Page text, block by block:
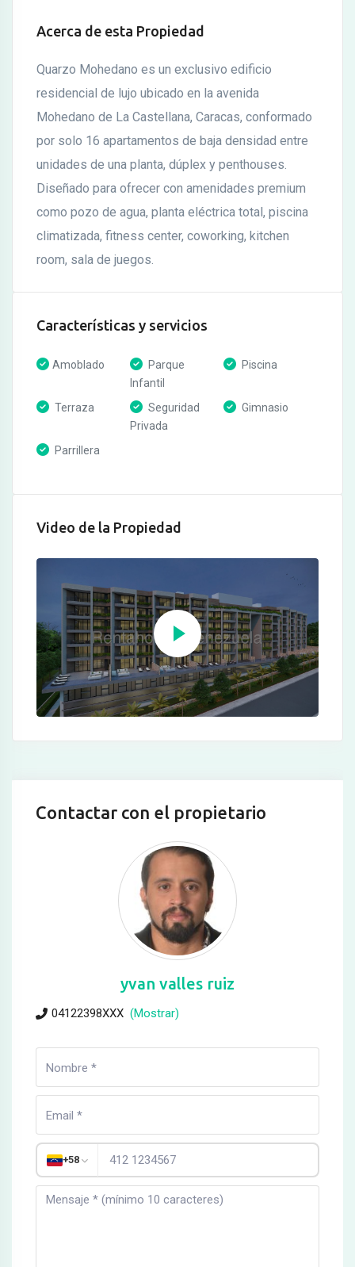
Acerca de esta Propiedad
Quarzo Mohedano es un exclusivo edificio
residencial de lujo ubicado en la avenida
Mohedano de La Castellana, Caracas, conformado
por solo 16 apartamentos de baja densidad entre
unidades de una planta, dúplex y penthouses.
Diseñado para ofrecer con amenidades premium
como pozo de agua, planta eléctrica total, piscina
climatizada, fitness center, coworking, kitchen
room, sala de juegos.
Características y servicios
Amoblado
Parque
Infantil
Piscina
Terraza
Seguridad
Privada
Gimnasio
Parrillera
Video de la Propiedad
Contactar con el propietario
yvan valles ruiz
04122398XXX (Mostrar)
+58